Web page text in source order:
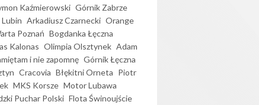
Kaźmierowski Górnik Zabrze
Lubin Arkadiusz Czarnecki Orange
Poznań Bogdanka Łęczna
Kalonas Olimpia Olsztynek Adam
i nie zapomnę Górnik Łęczna
Cracovia Błękitni Orneta Piotr
MKS Korsze Motor Lubawa
Puchar Polski Flota Świnoujście